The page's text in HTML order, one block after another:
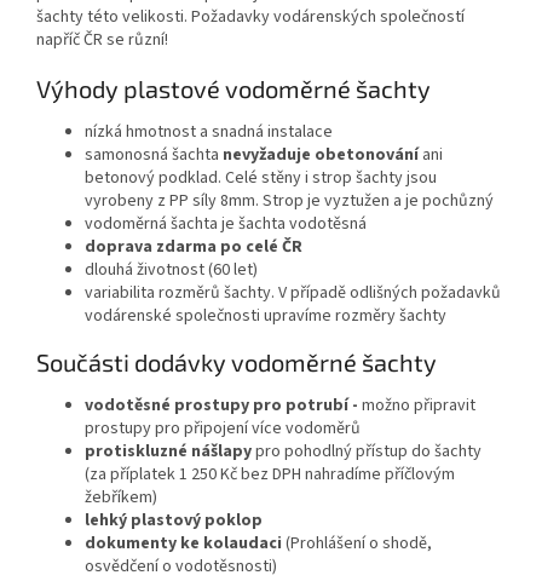
šachty této velikosti. Požadavky vodárenských společností
napříč ČR se různí!
Výhody plastové vodoměrné šachty
nízká hmotnost a snadná instalace
samonosná šachta nevyžaduje obetonováníani
betonový podklad. Celé stěny i strop šachty jsou
vyrobeny z PP síly 8mm. Strop je vyztužen a je pochůzný
vodoměrná šachta je šachta vodotěsná
doprava zdarma po celé ČR
dlouhá životnost (60 let)
variabilita rozměrů šachty. V případě odlišných požadavků
vodárenské společnosti upravíme rozměry šachty
Součásti dodávky vodoměrné šachty
vodotěsné prostupy pro potrubí - možno připravit
prostupy pro připojení více vodoměrů
protiskluzné nášlapypro pohodlný přístup do šachty
(za příplatek 1 250 Kč bez DPH nahradíme příčlovým
žebříkem)
lehký plastový poklop
dokumenty ke kolaudaci (Prohlášení o shodě,
osvědčení o vodotěsnosti)